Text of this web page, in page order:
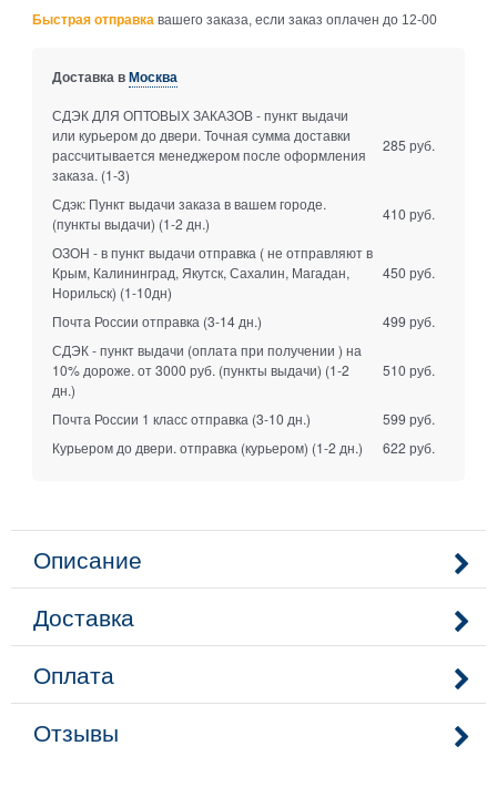
Быстрая отправка вашего заказа, если заказ оплачен до 12-00
Доставка вМосква
СДЭК ДЛЯ ОПТОВЫХ ЗАКАЗОВ - пункт выдачи
или курьером до двери. Точная сумма доставки
рассчитывается менеджером после оформления
заказа. (1-3)
285 руб.
Сдэк: Пункт выдачи заказа в вашем городе.
(пункты выдачи) (1-2 дн.)
410 руб.
ОЗОН - в пункт выдачи отправка ( не отправляют в
Крым, Калининград, Якутск, Сахалин, Магадан,
Норильск) (1-10дн)
450 руб.
Почта России отправка (3-14 дн.)
499 руб.
СДЭК - пункт выдачи (оплата при получении ) на
10% дороже. от 3000 руб. (пункты выдачи) (1-2
дн.)
510 руб.
Почта России 1 класс отправка (3-10 дн.)
599 руб.
Курьером до двери. отправка (курьером) (1-2 дн.) 622 руб.
Описание
Доставка
Оплата
Отзывы